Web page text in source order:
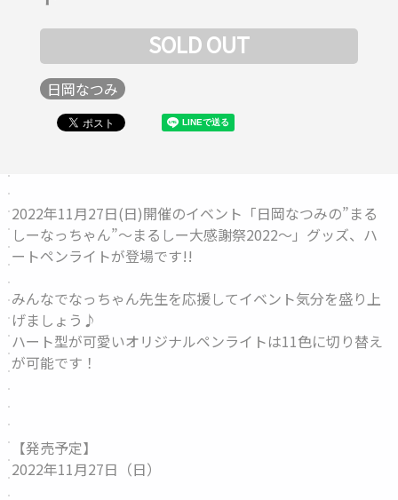
SOLD OUT
日岡なつみ
2022年11月27日(日)開催のイベント「日岡なつみの”まる
しーなっちゃん”～まるしー大感謝祭2022～」グッズ、 ハ
ートペンライトが登場です!!
みんなでなっちゃん先生を応援してイベント気分を盛り上
げましょう♪
ハート型が可愛いオリジナルペンライトは11色に切り替え
が可能です！
【発売予定】
2022年11月27日（日）